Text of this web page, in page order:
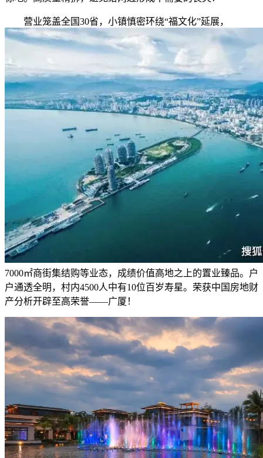
营业笼盖全国30省，小镇慎密环绕“福文化”延展，
7000㎡商街集结购等业态，成绩价值高地之上的置业臻品。户
户通透全明，村内4500人中有10位百岁寿星。荣获中国房地财
产分析开辟至高荣誉——广厦！